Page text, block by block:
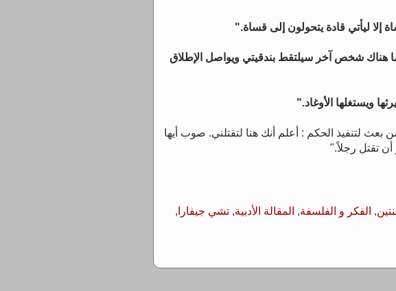
إلا ليأتي قادة يتحولون إلى قساة."
هناك شخص آخر سيلتقط بندقيتي ويواصل الإطلاق
ويستغلها الأوغاد."
بعث لتنفيذ الحكم : أعلم أنك هنا لتقتلني. صوب أيها
أن تقتل رجلاً."
, الفكر و الفلسفة, المقالة الأدبية, تشي جيفارا ,